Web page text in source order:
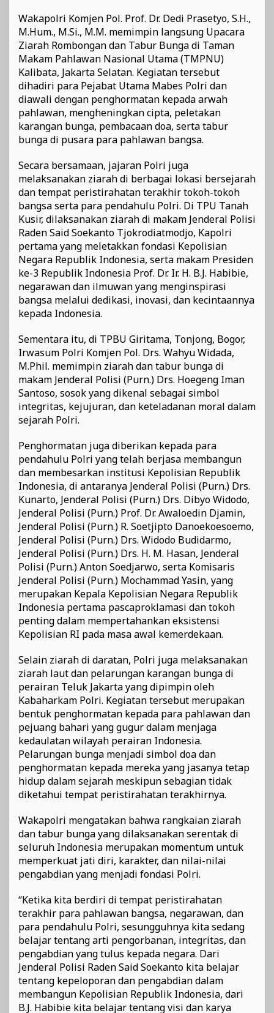
Wakapolri Komjen Pol. Prof. Dr. Dedi Prasetyo, S.H.,
M.Hum., M.Si., M.M. memimpin langsung Upacara
Ziarah Rombongan dan Tabur Bunga di Taman
Makam Pahlawan Nasional Utama (TMPNU)
Kalibata, Jakarta Selatan. Kegiatan tersebut
dihadiri para Pejabat Utama Mabes Polri dan
diawali dengan penghormatan kepada arwah
pahlawan, mengheningkan cipta, peletakan
karangan bunga, pembacaan doa, serta tabur
bunga di pusara para pahlawan bangsa.
Secara bersamaan, jajaran Polri juga
melaksanakan ziarah di berbagai lokasi bersejarah
dan tempat peristirahatan terakhir tokoh-tokoh
bangsa serta para pendahulu Polri. Di TPU Tanah
Kusir, dilaksanakan ziarah di makam Jenderal Polisi
Raden Said Soekanto Tjokrodiatmodjo, Kapolri
pertama yang meletakkan fondasi Kepolisian
Negara Republik Indonesia, serta makam Presiden
ke-3 Republik Indonesia Prof. Dr. Ir. H. B.J. Habibie,
negarawan dan ilmuwan yang menginspirasi
bangsa melalui dedikasi, inovasi, dan kecintaannya
kepada Indonesia.
Sementara itu, di TPBU Giritama, Tonjong, Bogor,
Irwasum Polri Komjen Pol. Drs. Wahyu Widada,
M.Phil. memimpin ziarah dan tabur bunga di
makam Jenderal Polisi (Purn.) Drs. Hoegeng Iman
Santoso, sosok yang dikenal sebagai simbol
integritas, kejujuran, dan keteladanan moral dalam
sejarah Polri.
Penghormatan juga diberikan kepada para
pendahulu Polri yang telah berjasa membangun
dan membesarkan institusi Kepolisian Republik
Indonesia, di antaranya Jenderal Polisi (Purn.) Drs.
Kunarto, Jenderal Polisi (Purn.) Drs. Dibyo Widodo,
Jenderal Polisi (Purn.) Prof. Dr. Awaloedin Djamin,
Jenderal Polisi (Purn.) R. Soetjipto Danoekoesoemo,
Jenderal Polisi (Purn.) Drs. Widodo Budidarmo,
Jenderal Polisi (Purn.) Drs. H. M. Hasan, Jenderal
Polisi (Purn.) Anton Soedjarwo, serta Komisaris
Jenderal Polisi (Purn.) Mochammad Yasin, yang
merupakan Kepala Kepolisian Negara Republik
Indonesia pertama pascaproklamasi dan tokoh
penting dalam mempertahankan eksistensi
Kepolisian RI pada masa awal kemerdekaan.
Selain ziarah di daratan, Polri juga melaksanakan
ziarah laut dan pelarungan karangan bunga di
perairan Teluk Jakarta yang dipimpin oleh
Kabaharkam Polri. Kegiatan tersebut merupakan
bentuk penghormatan kepada para pahlawan dan
pejuang bahari yang gugur dalam menjaga
kedaulatan wilayah perairan Indonesia.
Pelarungan bunga menjadi simbol doa dan
penghormatan kepada mereka yang jasanya tetap
hidup dalam sejarah meskipun sebagian tidak
diketahui tempat peristirahatan terakhirnya.
Wakapolri mengatakan bahwa rangkaian ziarah
dan tabur bunga yang dilaksanakan serentak di
seluruh Indonesia merupakan momentum untuk
memperkuat jati diri, karakter, dan nilai-nilai
pengabdian yang menjadi fondasi Polri.
“Ketika kita berdiri di tempat peristirahatan
terakhir para pahlawan bangsa, negarawan, dan
para pendahulu Polri, sesungguhnya kita sedang
belajar tentang arti pengorbanan, integritas, dan
pengabdian yang tulus kepada negara. Dari
Jenderal Polisi Raden Said Soekanto kita belajar
tentang kepeloporan dan pengabdian dalam
membangun Kepolisian Republik Indonesia, dari
B.J. Habibie kita belajar tentang visi dan karya